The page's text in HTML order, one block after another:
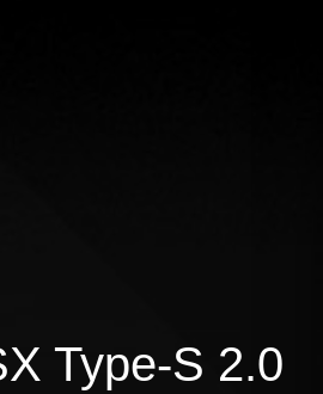
Type-S 2.0